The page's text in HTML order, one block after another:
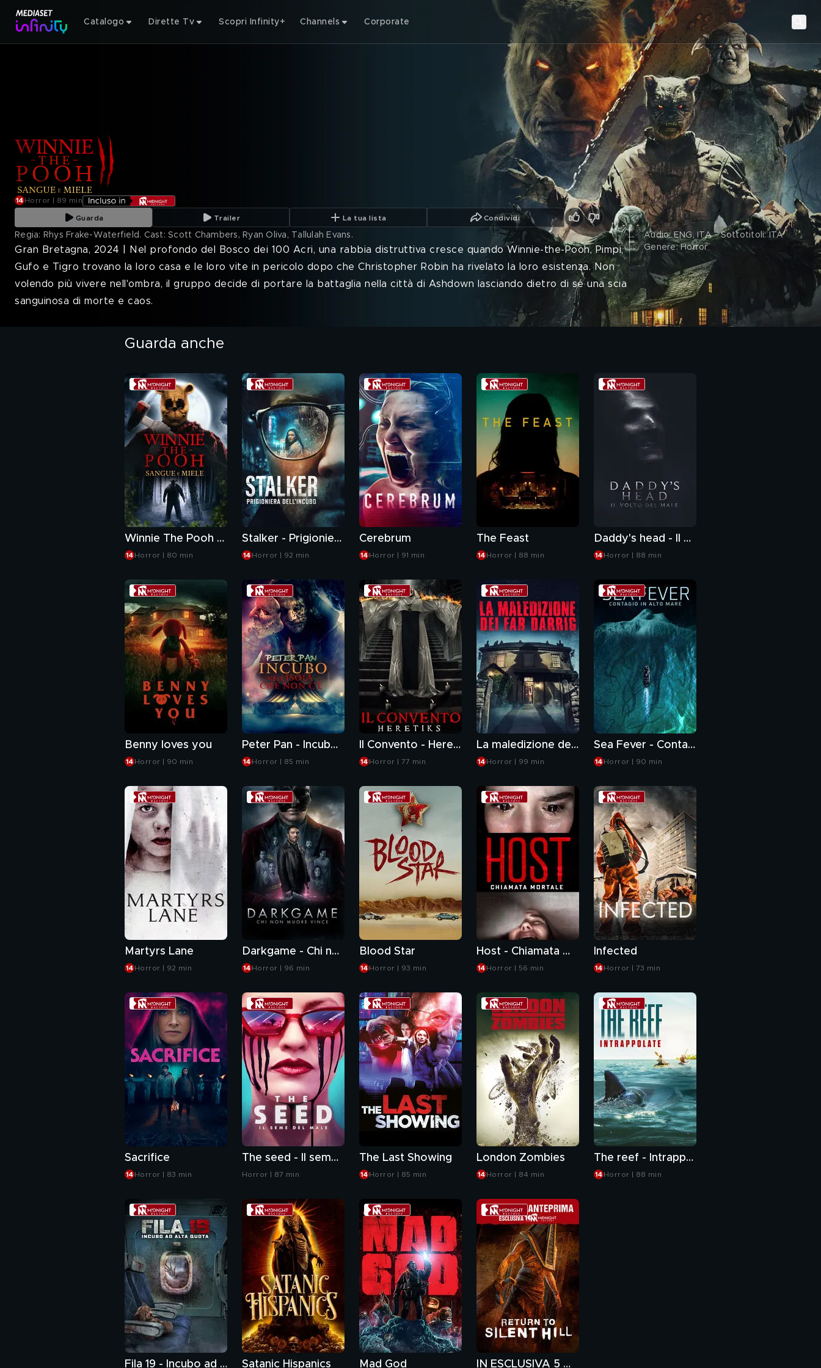
Catalogo Dirette Tv Scopri Infinity+ Channels Corporate
Horror | 89 min
Guarda Trailer La tua lista Condividi
Regia: Rhys Frake-Waterfield. Cast: Scott Chambers, Ryan Oliva, Tallulah Evans .
Gran Bretagna, 2024 | Nel profondo del Bosco dei 100 Acri, una rabbia distruttiva cresce quando Winnie-the-Pooh, Pimpi,
Gufo e Tigro trovano la loro casa e le loro vite in pericolo dopo che Christopher Robin ha rivelato la loro esistenza. Non
volendo più vivere nell'ombra, il gruppo decide di portare la battaglia nella città di Ashdown lasciando dietro di sé una scia
sanguinosa di morte e caos.
Audio: ENG, ITA - Sottotitoli: ITA
Genere: Horror
Guarda anche
Winnie The Pooh - Sangue e miele
Horror | 80 min
Stalker - Prigioniera dell'incubo
Horror | 92 min
Cerebrum
Horror | 91 min
The Feast
Horror | 88 min
Daddy's head - Il volto del male
Horror | 88 min
Benny loves you
Horror | 90 min
Peter Pan - Incubo nell'isola che non c'è
Horror | 85 min
Il Convento - Heretiks
Horror | 77 min
La maledizione dei Far Darrig
Horror | 99 min
Sea Fever - Contagio in alto mare
Horror | 90 min
Martyrs Lane
Horror | 92 min
Darkgame - Chi non muore vince
Horror | 96 min
Blood Star
Horror | 93 min
Host - Chiamata mortale
Horror | 56 min
Infected
Horror | 73 min
Sacrifice
Horror | 83 min
The seed - Il seme del male
Horror | 87 min
The Last Showing
Horror | 85 min
London Zombies
Horror | 84 min
The reef - Intrappolate
Horror | 88 min
Fila 19 - Incubo ad alta quota Satanic Hispanics Mad God IN ESCLUSIVA 5 minuti di Return To Silent Hill